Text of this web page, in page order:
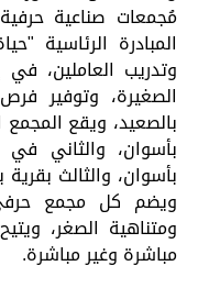
مُجمعات صناعية
المبادرة الرئاسية
وتدريب العاملين،
الصغيرة، وتوفير
بالصعيد، ويقع المجمع
بأسوان، والثاني
بأسوان، والثالث
مباشرة وغير مباشرة.